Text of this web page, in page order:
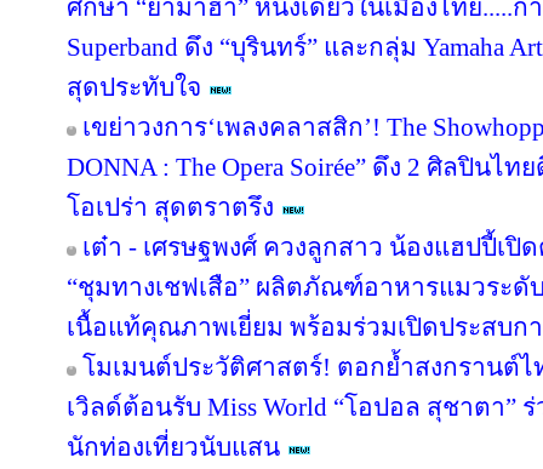
ศึกษา “ยามาฮ่า” หนึ่งเดียวในเมืองไทย.....ก้
Superband ดึง “บุรินทร์” และกลุ่ม Yamaha
สุดประทับใจ
เขย่าวงการ‘เพลงคลาสสิก’! The
DONNA : The Opera Soirée” ดึง 2 ศิลปินไ
โอเปร่า สุดตราตรึง
เต๋า - เศรษฐพงศ์ ควงลูกสาว น้องแฮปปี้เปิ
“ชุมทางเชฟเสือ” ผลิตภัณฑ์อาหารแมวระ
เนื้อแท้คุณภาพเยี่ยม พร้อมร่วมเปิดประสบ
โมเมนต์ประวัติศาสตร์! ตอกย้ำสงกรานต์
เวิลด์ต้อนรับ Miss World “โอปอล สุชาตา”
นักท่องเที่ยวนับแสน